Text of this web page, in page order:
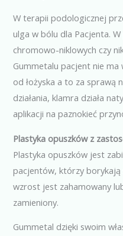
W terapii podologicznej
ulga w bólu dla Pacjenta.
chromowo-niklowych czy
Gummetalu pacjent nie ma
od łożyska a to za sprawą
działania, klamra działa
aplikacji na paznokieć
Plastyka opuszków z
Plastyka opuszków jest
pacjentów, którzy borykają
wzrost jest zahamowany
zamieniony.
Gummetal dzięki swoim